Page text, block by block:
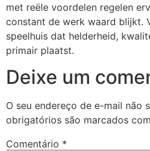
giriş
giriş
Panel
met reële voordelen regelen
constant de werk waard blijkt.
speelhuis dat helderheid,
primair plaatst.
Deixe um
O seu endereço de e-mail não
obrigatórios são marcados com
Comentário *